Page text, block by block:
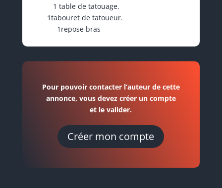
1 table de tatouage.
1tabouret de tatoueur.
1repose bras
Pour pouvoir contacter l’auteur de cette
annonce, vous devez créer un compte
et le valider.
Créer mon compte